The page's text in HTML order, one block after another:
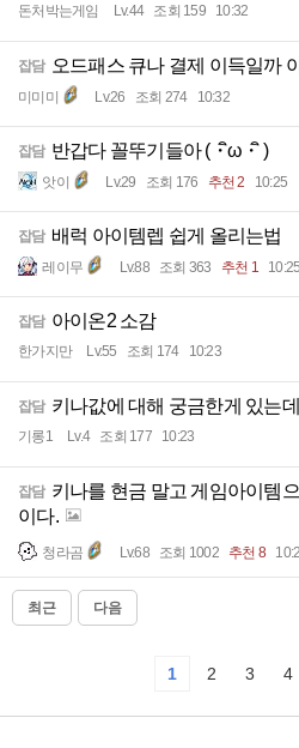
돈처박는게임 Lv.44 조회 159 10:32
잡담 오드패스 큐나 결제 이득일까
미미미 Lv.26 조회 274 10:32
잡담 반갑다 꼴뚜기들아 (・ิω・ิ )
앗이 Lv.29 조회 176 추천 2 10:25
잡담 배럭 아이템렙 쉽게 올리는법
레이무 Lv.88 조회 363 추천 1 10:25
잡담 아이온2 소감
한가지만 Lv.55 조회 174 10:23
잡담 키나값에 대해 궁금한게 있는
기롱1 Lv.4 조회 177 10:23
잡담 키나를 현금 말고 게임아이템
이다.
청라곰 Lv.68 조회 1002 추천 8
최근 다음
1 2 3 4